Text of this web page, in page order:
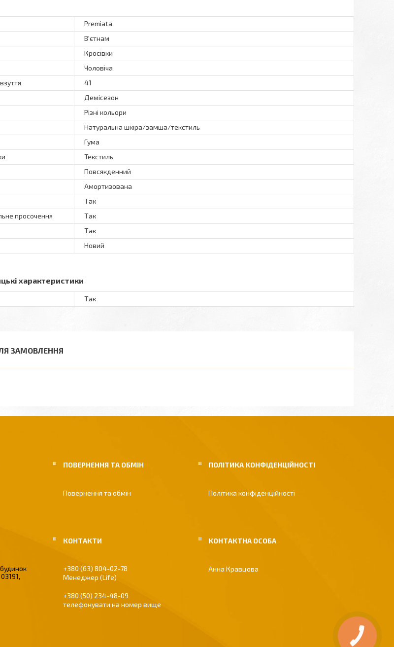
Premiata
В'єтнам
Кросівки
Чоловіча
41
Демісезон
Різні кольори
Натуральна шкіра/замша/текстиль
Гума
Текстиль
Повсякденний
Амортизована
Так
просочення
Так
Так
Новий
характеристики
Так
ЗАМОВЛЕННЯ
ПОВЕРНЕННЯ ТА ОБМІН
Повернення та обмін
ПОЛІТИКА КОНФІДЕНЦІЙНОСТІ
Політика конфіденційності
+380 (63) 804-02-78
Менеджер (Life)
+380 (50) 234-48-09
телефонувати на номер вище
Анна Кравцова